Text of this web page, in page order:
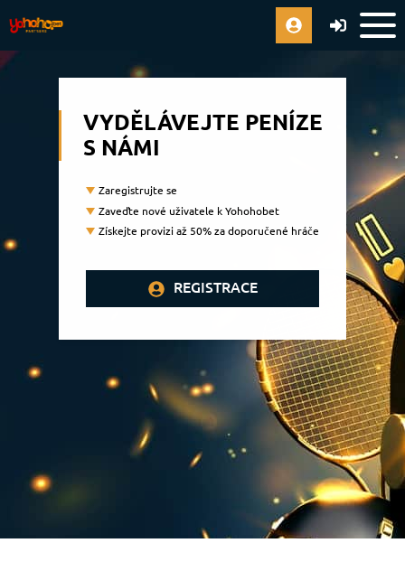
VYDĚLÁVEJTE PENÍZE
S NÁMI
Zaregistrujte se
Zaveďte nové uživatele k Yohohobet
Získejte provizi až 50% za doporučené hráče
REGISTRACE